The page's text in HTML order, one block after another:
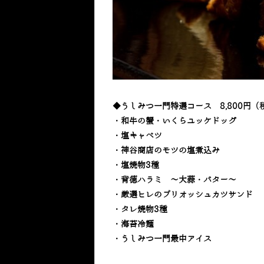
◆うしみつ一門特選コース 8,800円（
・和牛の蟹・いくらユッケドッグ
・塩キャベツ
・神谷商店のモツの塩煮込み
・塩焼物3種
・背徳ハラミ ～大蒜・バター～
・厳選ヒレのブリオッシュカツサンド
・タレ焼物3種
・海苔冷麺
・うしみつ一門最中アイス